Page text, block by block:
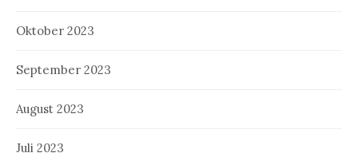
Oktober 2023
September 2023
August 2023
Juli 2023